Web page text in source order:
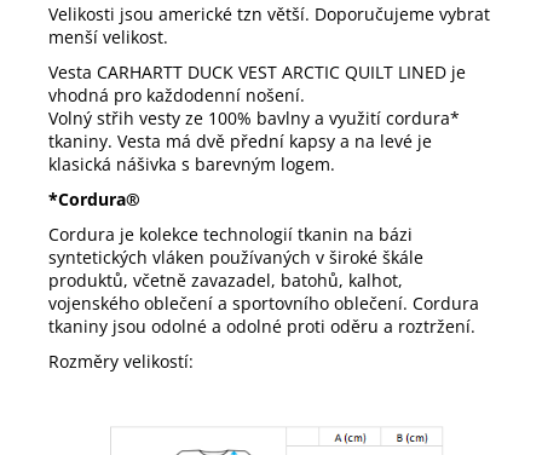
Velikosti jsou americké tzn větší. Doporučujeme vybrat
menší velikost.
Vesta CARHARTT DUCK VEST ARCTIC QUILT LINED je
vhodná pro každodenní nošení.
Volný střih vesty ze 100% bavlny a využití cordura*
tkaniny. Vesta má dvě přední kapsy a na levé je
klasická nášivka s barevným logem.
*Cordura®
Cordura je kolekce technologií tkanin na bázi
syntetických vláken používaných v široké škále
produktů, včetně zavazadel, batohů, kalhot,
vojenského oblečení a sportovního oblečení. Cordura
tkaniny jsou odolné a odolné proti oděru a roztržení.
Rozměry velikostí: